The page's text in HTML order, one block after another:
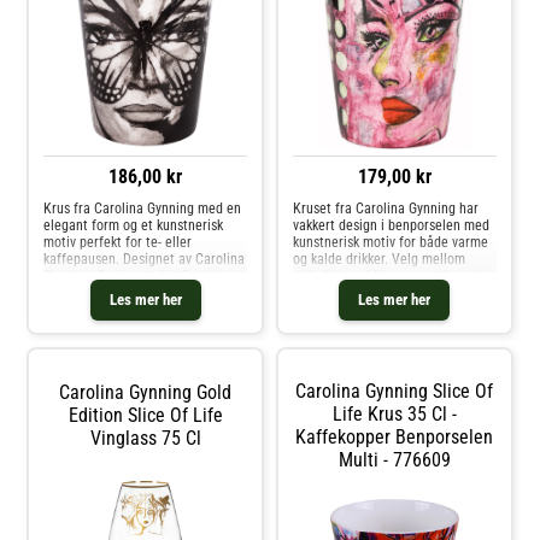
186,00 kr
Les mer her
Krus fra Carolina Gynning med en
elegant form og et kunstnerisk
motiv perfekt for te- eller
kaffepausen. Designet av Carolina
Gynning. Om kruset fra Carolina
Gynning- Kapasitet: 35 cl.-
Designet av Carolina Gynning.- Fra
serien Golden Butterfly.
Krus hos Royal Design.
179,00 kr
Les mer her
Kruset fra Carolina Gynning har
vakkert design i benporselen med
kunstnerisk motiv for både varme
og kalde drikker. Velg mellom
ulike farger. Miks og match med
andre deler av kolleksjonen for å
skape den perfekte
kombinasjonen. Laget i India.
og match med andre deler av
kolleksjonen for å skape den
perfekte kombinasjonen.- Finnes i
forskjellige farger.- Høyde: 110
mm.- Laget i India.- Kapasitet:
for kruset- Produktet kan ikke
brukes i mikrobølgeovn.- Håndvask
anbefales. Kjøp Kaffekopper og
Carolina Gynning Gold
Edition Slice Of Life
Vinglass 75 Cl
Carolina Gynning Slice Of
Life Krus 35 Cl -
Kaffekopper Benporselen
Multi - 776609